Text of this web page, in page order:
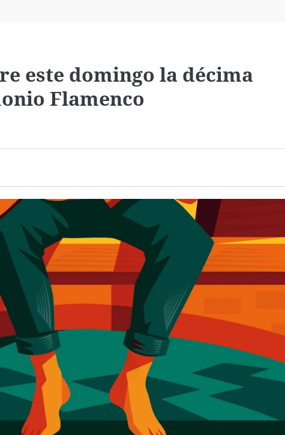
este domingo la décima
Flamenco